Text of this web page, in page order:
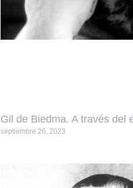
Gil de Biedma. A través del
septiembre 26, 2023